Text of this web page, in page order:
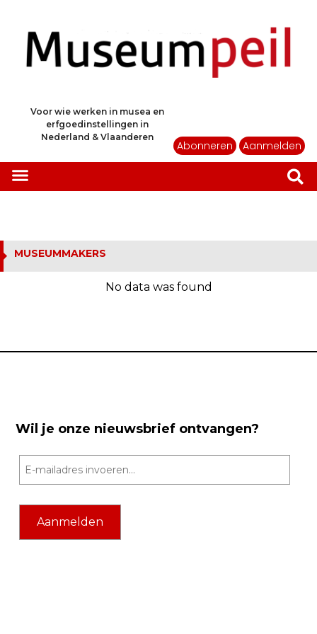
Voor wie werken in musea en
erfgoedinstellingen in
Nederland & Vlaanderen
Abonneren Aanmelden
MUSEUMMAKERS
No data was found
Wil je onze nieuwsbrief ontvangen?